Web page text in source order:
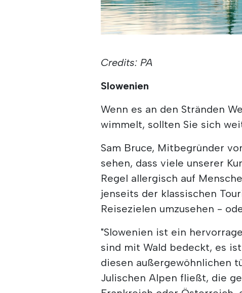
Credits: PA
Slowenien
Wenn es an den Stränden
wimmelt, sollten Sie sich
Sam Bruce, Mitbegründer
sehen, dass viele unserer
Regel allergisch auf
jenseits der klassischen
Reisezielen umzusehen -
"Slowenien ist ein
sind mit Wald bedeckt, es
diesen außergewöhnlichen
Julischen Alpen fließt, die